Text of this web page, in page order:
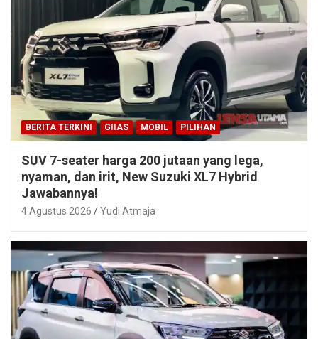
BERITA TERKINI GIIAS MOBIL PILIHAN
SUV 7-seater harga 200 jutaan yang lega,
nyaman, dan irit, New Suzuki XL7 Hybrid
Jawabannya!
4 Agustus 2026 Yudi Atmaja